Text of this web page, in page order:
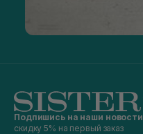
Подпишись на наши новости
скидку 5% на первый заказ